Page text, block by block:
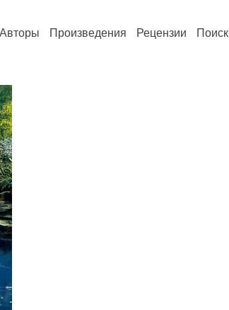
Авторы Произведения Рецензии Поиск